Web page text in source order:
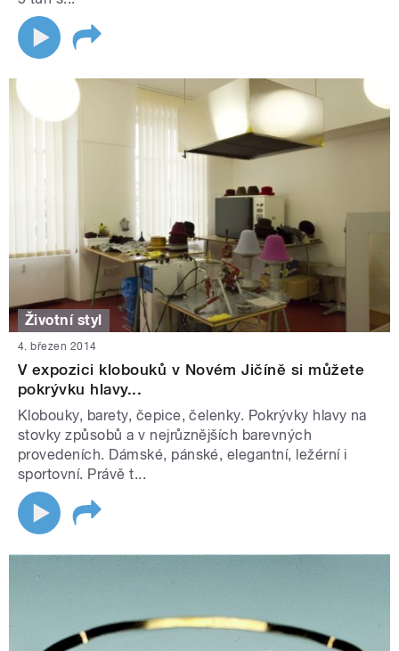
Životní styl
4. březen 2014
V expozici klobouků v Novém Jičíně si můžete
pokrývku hlavy...
Klobouky, barety, čepice, čelenky. Pokrývky hlavy na
stovky způsobů a v nejrůznějších barevných
provedeních. Dámské, pánské, elegantní, ležérní i
sportovní. Právě t...